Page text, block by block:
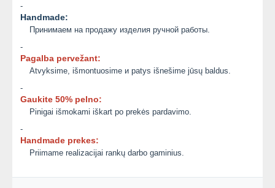
-
Handmade:
Принимаем на продажу изделия ручной работы.
-
Pagalba pervežant:
Atvyksime, išmontuosime и patys išnešime jūsų baldus.
-
Gaukite 50% pelno:
Pinigai išmokami iškart po prekės pardavimo.
-
Handmade prekes:
Priimame realizacijai rankų darbo gaminius.